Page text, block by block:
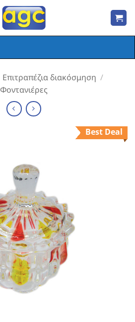
Επιτραπέζια διακόσμηση /
Φοντανιέρες
Best Deal